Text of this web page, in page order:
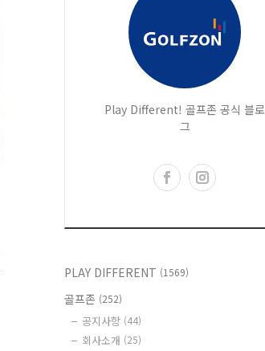
Play Different! 골프존 공식 블로
그
PLAY DIFFERENT (1569)
골프존 (252)
공지사항 (44)
회사소개 (25)